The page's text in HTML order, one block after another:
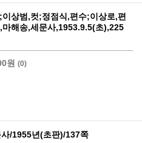
상범,컷;정점식,편수;이상로,편
해송,세문사,1953.9.5(초),225
원 (0)
/1955년(초판)/137쪽